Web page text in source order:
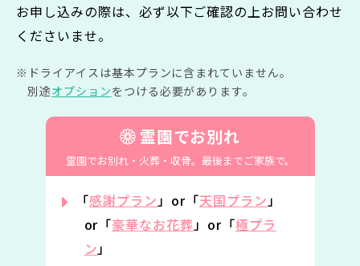
お申し込みの際は、必ず以下ご確認の上お問い合わせ
くださいませ。
ドライアイスは基本プランに含まれていません。
別途オプションをつける必要があります。
霊園でお別れ
霊園でお別れ・火葬・収骨。 最後までご家族で。
「感謝プラン」or「天国プラン」
or「豪華なお花葬」or「極プラ
ン」